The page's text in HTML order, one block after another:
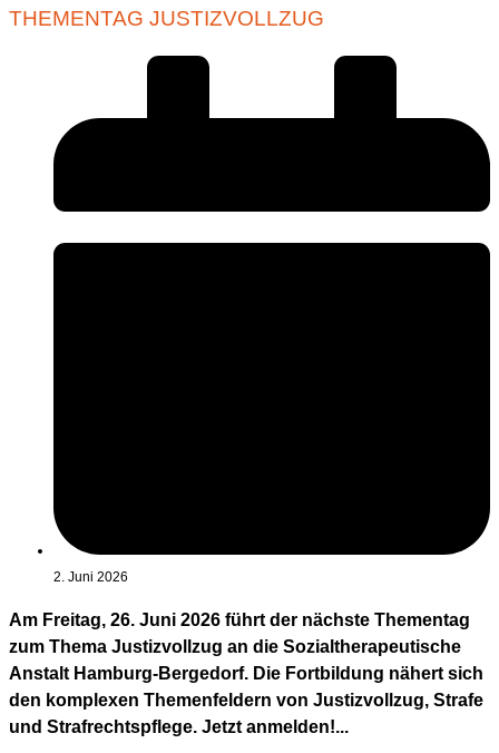
THEMENTAG JUSTIZVOLLZUG
2. Juni 2026
Am Freitag, 26. Juni 2026 führt der nächste Thementag
zum Thema Justizvollzug an die Sozialtherapeutische
Anstalt Hamburg-Bergedorf. Die Fortbildung nähert sich
den komplexen Themenfeldern von Justizvollzug, Strafe
und Strafrechtspflege. Jetzt anmelden!...